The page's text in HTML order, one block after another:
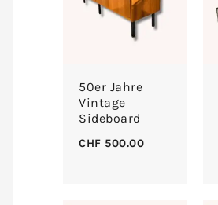
50er Jahre
Vintage
Sideboard
CHF 500.00